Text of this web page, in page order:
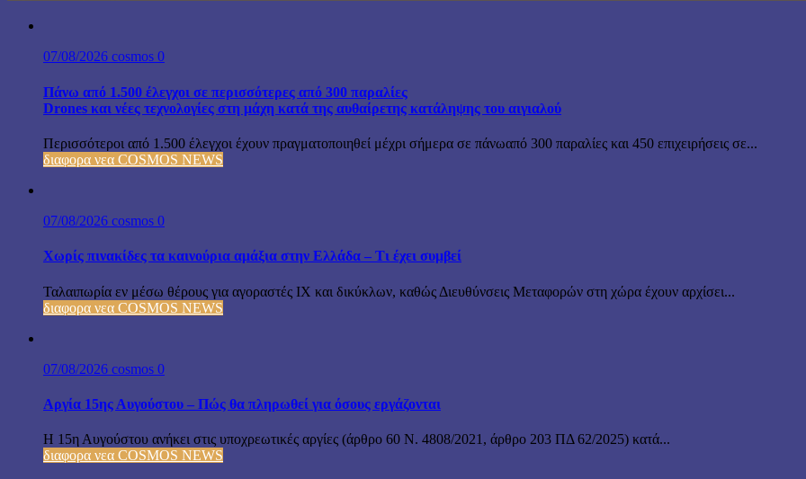
07/08/2026 cosmos 0
Πάνω από 1.500 έλεγχοι σε περισσότερες από 300 παραλίες
Drones και νέες τεχνολογίες στη μάχη κατά της αυθαίρετης κατάληψης του αιγιαλού
Περισσότεροι από 1.500 έλεγχοι έχουν πραγματοποιηθεί μέχρι σήμερα σε πάνωαπό 300 παραλίες και 450 επιχειρήσεις σε...
διαφορα νεα COSMOS NEWS
07/08/2026 cosmos 0
Χωρίς πινακίδες τα καινούρια αμάξια στην Ελλάδα – Τι έχει συμβεί
Ταλαιπωρία εν μέσω θέρους για αγοραστές ΙΧ και δικύκλων, καθώς Διευθύνσεις Μεταφορών στη χώρα έχουν αρχίσει...
διαφορα νεα COSMOS NEWS
07/08/2026 cosmos 0
Αργία 15ης Αυγούστου – Πώς θα πληρωθεί για όσους εργάζονται
Η 15η Αυγούστου ανήκει στις υποχρεωτικές αργίες (άρθρο 60 Ν. 4808/2021, άρθρο 203 ΠΔ 62/2025) κατά...
διαφορα νεα COSMOS NEWS